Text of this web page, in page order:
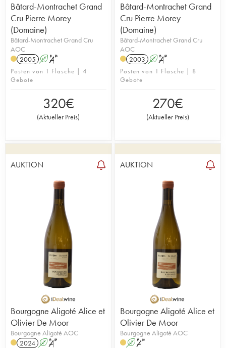
Bâtard-Montrachet Grand
Cru Pierre Morey
(Domaine)
Bâtard-Montrachet Grand Cru
AOC
2005 A S
Posten von 1 Flasche | 4
Gebote
320€
(Aktueller Preis)
Bâtard-Montrachet Grand
Cru Pierre Morey
(Domaine)
Bâtard-Montrachet Grand Cru
AOC
2003 A S
Posten von 1 Flasche | 8
Gebote
270€
(Aktueller Preis)
AUKTION
Bourgogne Aligoté Alice et
Olivier De Moor
Bourgogne Aligoté AOC
2024 A S
AUKTION
Bourgogne Aligoté Alice et
Olivier De Moor
Bourgogne Aligoté AOC
A S